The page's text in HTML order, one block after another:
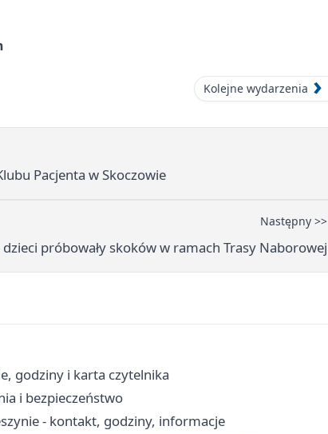
Kolejne wydarzenia
Pacjenta w Skoczowie
Następny >>
próbowały skoków w ramach Trasy Naborowej
godziny i karta czytelnika
i bezpieczeństwo
- kontakt, godziny, informacje